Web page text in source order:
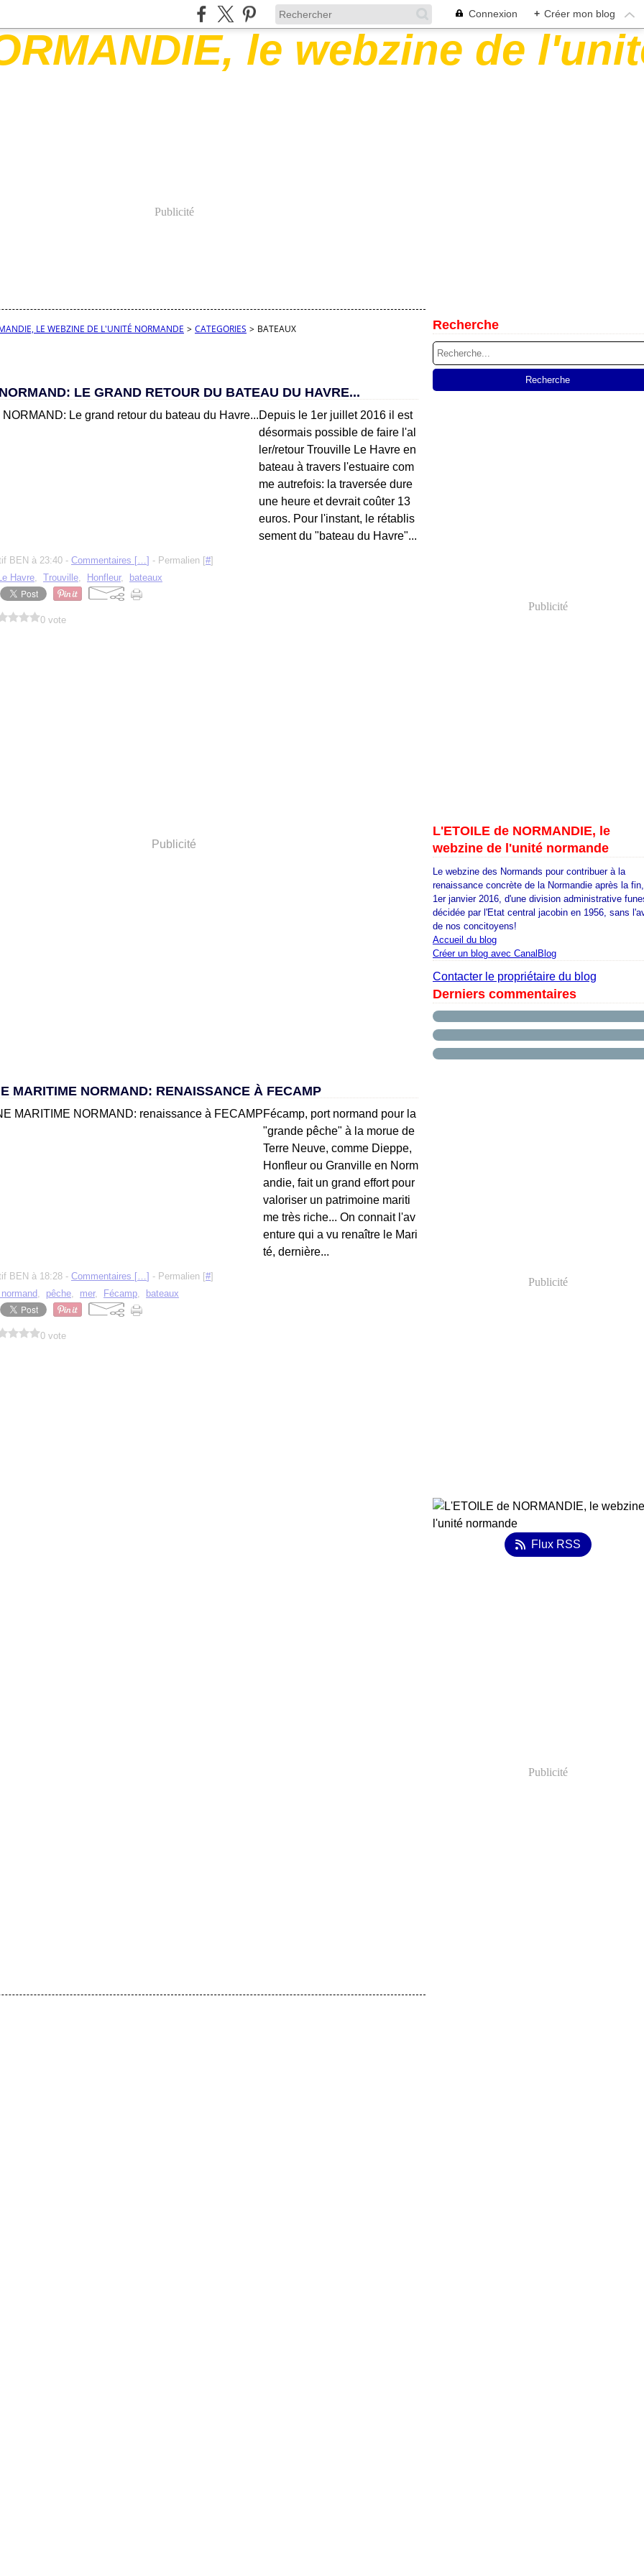
Connexion + Créer mon blog
Publicité
LE WEBZINE DE L'UNITÉ NORMANDE > CATEGORIES > BATEAUX
LE GRAND RETOUR DU BATEAU DU HAVRE...
Depuis le 1er juillet 2016 il est
désormais possible de faire l'al
ler/retour Trouville Le Havre en
bateau à travers l'estuaire com
me autrefois: la traversée dure
une heure et devrait coûter 13
euros. Pour l'instant, le rétablis
sement du "bateau du Havre"...
BEN à 23:40 - Commentaires […] - Permalien [#]
Havre, Trouville, Honfleur, bateaux
0 vote
Publicité
MARITIME NORMAND: RENAISSANCE À FECAMP
Fécamp, port normand pour la
"grande pêche" à la morue de
Terre Neuve, comme Dieppe,
Honfleur ou Granville en Norm
andie, fait un grand effort pour
valoriser un patrimoine mariti
me très riche... On connait l'av
enture qui a vu renaître le Mari
té, dernière...
BEN à 18:28 - Commentaires […] - Permalien [#]
, pêche, mer, Fécamp, bateaux
0 vote
Recherche
Publicité
L'ETOILE de NORMANDIE, le
webzine de l'unité normande
Le webzine des Normands pour contribuer à la
renaissance concrète de la Normandie après la
1er janvier 2016, d'une division administrative
décidée par l'Etat central jacobin en 1956, sans
de nos concitoyens!
Accueil du blog
Créer un blog avec CanalBlog
Contacter le propriétaire du blog
Derniers commentaires
Publicité
Flux RSS
Publicité